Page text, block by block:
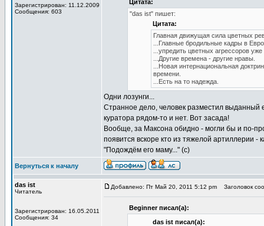
Зарегистрирован: 11.12.2009
Сообщения: 603
Цитата:
"das ist" пишет:
Цитата:
Главная движущая сила цветных
...Главные бродильные кадры в
...упредить цветных агрессоров уже
...Другие времена - другие нравы.
...Новая интернациональная
времени.
...Есть на то надежда.
Одни лозунги...
Странное дело, человек разместил выданный
куратора рядом-то и нет. Вот засада!
Вообще, за Максона обидно - могли бы и по-
появится вскоре кто из тяжелой артиллерии
"Подождём его маму..." (с)
Вернуться к началу
das ist
Читатель
Зарегистрирован: 16.05.2011
Сообщения: 34
Добавлено: Пт Май 20, 2011 5:12 pm Заголовок
Beginner писал(а):
das ist писал(а):